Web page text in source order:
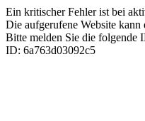
Ein kritischer Fehler ist bei
Die aufgerufene Website
Bitte melden Sie die folgende
ID: 6a763d03092c5